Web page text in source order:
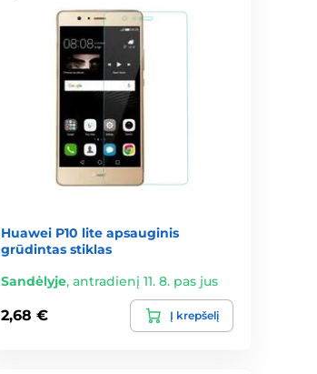
Huawei P10 lite apsauginis
grūdintas stiklas
Sandėlyje,antradienį 11. 8. pas jus
2,68 € Į krepšelį